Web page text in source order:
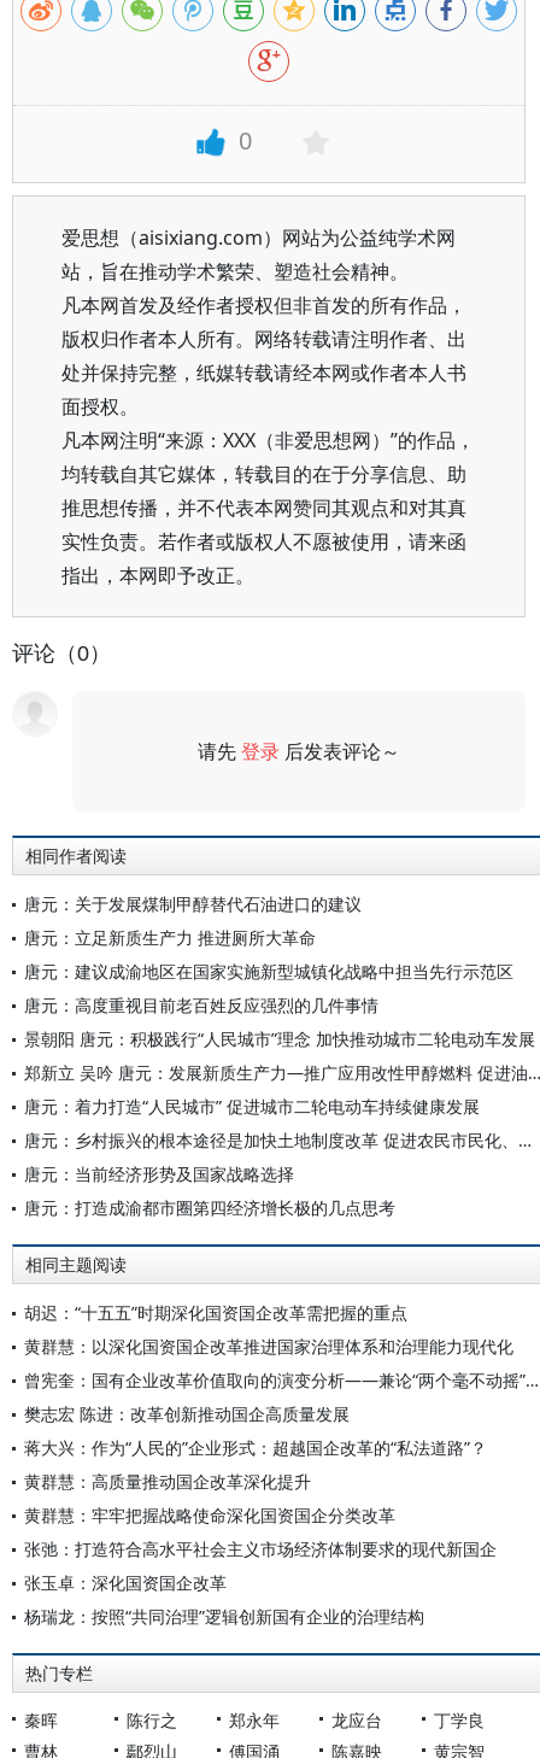
0
爱思想（aisixiang.com）网站为公益纯学术网
站，旨在推动学术繁荣、塑造社会精神。
凡本网首发及经作者授权但非首发的所有作品，
版权归作者本人所有。网络转载请注明作者、出
处并保持完整，纸媒转载请经本网或作者本人书
面授权。
凡本网注明“来源：XXX（非爱思想网）”的作品，
均转载自其它媒体，转载目的在于分享信息、助
推思想传播，并不代表本网赞同其观点和对其真
实性负责。若作者或版权人不愿被使用，请来函
指出，本网即予改正。
评论（0）
请先登录 后发表评论～
相同作者阅读
唐元：关于发展煤制甲醇替代石油进口的建议
唐元：立足新质生产力 推进厕所大革命
唐元：建议成渝地区在国家实施新型城镇化战略中担当先行示范区
唐元：高度重视目前老百姓反应强烈的几件事情
景朝阳 唐元：积极践行“人民城市”理念 加快推动城市二轮电动车发展
郑新立 吴吟 唐元：发展新质生产力—推广应用改性甲醇燃料 促进油气燃料行业革命
唐元：着力打造“人民城市” 促进城市二轮电动车持续健康发展
唐元：乡村振兴的根本途径是加快土地制度改革 促进农民市民化、农业现代化和农村城镇化
唐元：当前经济形势及国家战略选择
唐元：打造成渝都市圈第四经济增长极的几点思考
相同主题阅读
胡迟：“十五五”时期深化国资国企改革需把握的重点
黄群慧：以深化国资国企改革推进国家治理体系和治理能力现代化
曾宪奎：国有企业改革价值取向的演变分析——兼论“两个毫不动摇”之间的关系
樊志宏 陈进：改革创新推动国企高质量发展
蒋大兴：作为“人民的”企业形式：超越国企改革的“私法道路”？
黄群慧：高质量推动国企改革深化提升
黄群慧：牢牢把握战略使命深化国资国企分类改革
张弛：打造符合高水平社会主义市场经济体制要求的现代新国企
张玉卓：深化国资国企改革
杨瑞龙：按照“共同治理”逻辑创新国有企业的治理结构
热门专栏
秦晖 陈行之 郑永年 龙应台
丁学良
曹林
鄢烈山 傅国涌 陈嘉映 黄宗智